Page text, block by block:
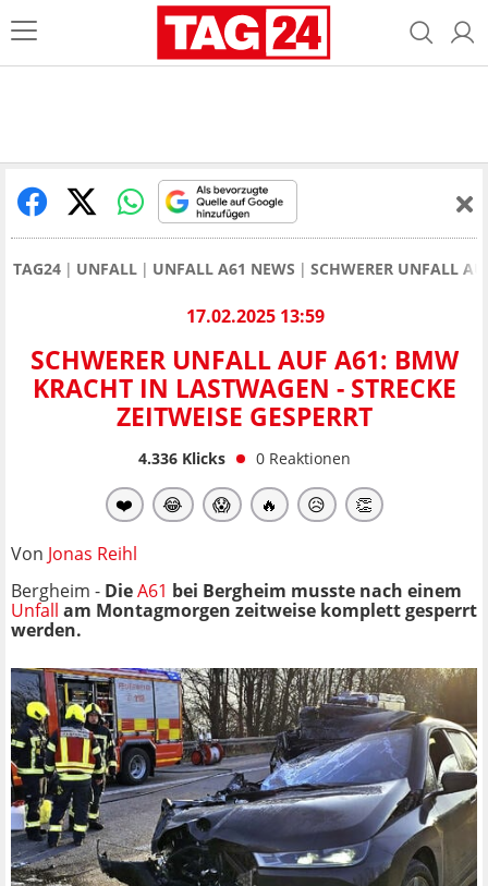
TAG24 UNFALL UNFALL A61 NEWS SCHWERER UNFALL
17.02.2025 13:59
SCHWERER UNFALL AUF A61: BMW
KRACHT IN LASTWAGEN - STRECKE
ZEITWEISE GESPERRT
4.336Klicks 0 Reaktionen
❤️ 😂 😱 🔥 😥 👏
Von Jonas Reihl
Bergheim - DieA61 bei Bergheim musste nach einem
Unfall am Montagmorgen zeitweise komplett gesperrt
werden.